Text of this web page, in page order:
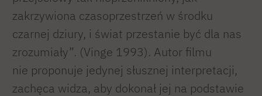
zakrzywiona czasoprzestrzeń w środku
czarnej dziury, i świat przestanie być dla nas
zrozumiały”. (Vinge 1993). Autor filmu
nie proponuje jedynej słusznej interpretacji,
zachęca widza, aby dokonał jej na podstawie